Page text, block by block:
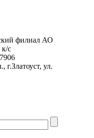
филиал АО
к/с
г.Златоуст, ул.